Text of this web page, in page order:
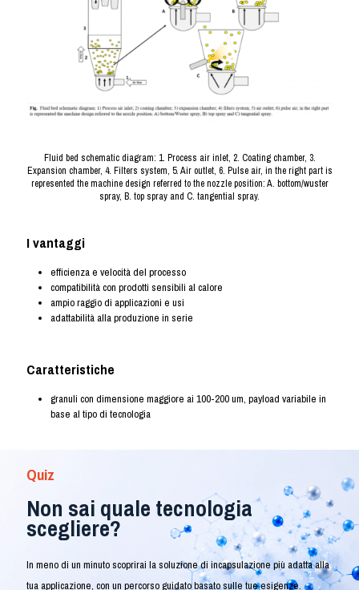
Fluid bed schematic diagram: 1. Process air inlet, 2. Coating chamber, 3.
Expansion chamber, 4. Filters system, 5. Air outlet, 6. Pulse air, in the right part is
represented the machine design referred to the nozzle position: A. bottom/wuster
spray, B. top spray and C. tangential spray.
I vantaggi
efficienza e velocità del processo
compatibilità con prodotti sensibili al calore
ampio raggio di applicazioni e usi
adattabilità alla produzione in serie
Caratteristiche
granuli con dimensione maggiore ai 100-200 um, payload variabile in
base al tipo di tecnologia
Quiz
Non sai quale tecnologia
scegliere?
In meno di un minuto scoprirai la soluzione di incapsulazione più adatta alla
tua applicazione, con un percorso guidato basato sulle tue esigenze.